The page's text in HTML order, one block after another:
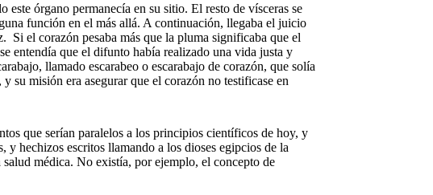
órgano permanecía en su sitio. El resto de vísceras se
función en el más allá. A continuación, llegaba el juicio
Si el corazón pesaba más que la pluma significaba que el
entendía que el difunto había realizado una vida justa y
llamado escarabeo o escarabajo de corazón, que solía
su misión era asegurar que el corazón no testificase en
que serían paralelos a los principios científicos de hoy, y
y hechizos escritos llamando a los dioses egipcios de la
médica. No existía, por ejemplo, el concepto de